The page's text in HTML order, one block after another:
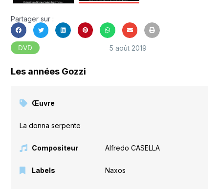
Partager sur :
DVD 5 août 2019
Les années Gozzi
Œuvre
La donna serpente
Compositeur Alfredo CASELLA
Labels Naxos